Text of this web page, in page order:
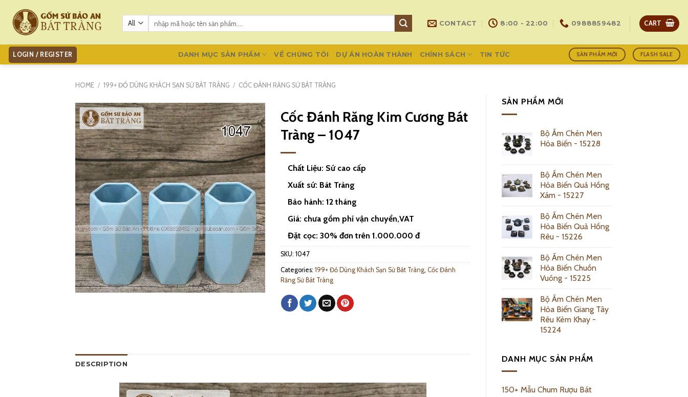
content
Search
CONTACT 8:00 - 22:00 0988859482 CART
LOGIN / REGISTER DANH MỤC SẢN PHẨM VỀ CHÚNG TÔI DỰ ÁN HOÀN THÀNH CHÍNH SÁCH TIN TỨC SẢN PHẨM MỚI FLASH SALE
HOME / 199+ ĐỒ DÙNG KHÁCH SẠN SỨ BÁT TRÀNG / CỐC ĐÁNH RĂNG SỨ BÁT TRÀNG
SẢN PHẨM MỚI
Bộ Ấm Chén Men
Hỏa Biến - 15228
Bộ Ấm Chén Men
Hỏa Biến Quả Hồng
Xám - 15227
Bộ Ấm Chén Men
Hỏa Biến Quả Hồng
Rêu - 15226
Bộ Ấm Chén Men
Hỏa Biến Chuồn
Vuông - 15225
Bộ Ấm Chén Men
Hỏa Biến Giang Tây
Rêu Kèm Khay -
15224
DANH MỤC SẢN PHẨM
150+ Mẫu Chum Rượu Bát
Cốc Đánh Răng Kim Cương Bát
Tràng – 1047
Chất Liệu: Sứ cao cấp
Xuất sứ: Bát Tràng
Bảo hành: 12 tháng
Giá: chưa gồm phí vận chuyển,VAT
Đặt cọc: 30% đơn trên 1.000.000 đ
SKU: 1047
Categories: 199+ Đồ Dùng Khách Sạn Sứ Bát Tràng, Cốc Đánh
Răng Sứ Bát Tràng
DESCRIPTION